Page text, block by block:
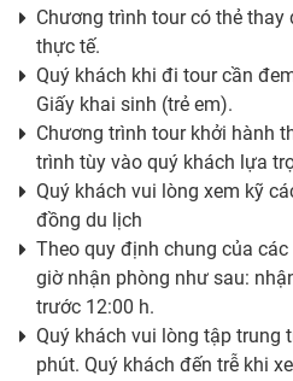
Chương trình tour có thẻ
thực tế.
Quý khách khi đi tour cần
Giấy khai sinh (trẻ em).
Chương trình tour khởi hành
trình tùy vào quý khách lựa
Quý khách vui lòng xem kỹ
đồng du lịch
Theo quy định chung của
giờ nhận phòng như sau:
trước 12:00 h.
Quý khách vui lòng tập trung
phút. Quý khách đến trễ khi